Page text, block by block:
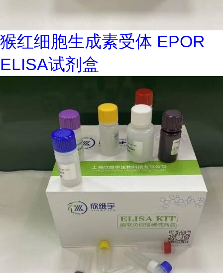
猴红细胞生成素受体 EPOR
ELISA试剂盒